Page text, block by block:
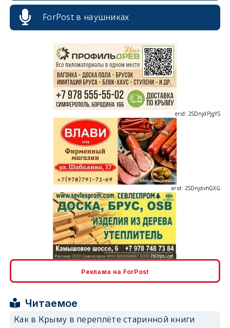
ForPost в наушниках
erid: 2SDnjcrDNw6
erid: 2SDnjdvhGXG
erid: 2SDnjcLUypt
Реклама на ForPost
Читаемое
Как в Крыму в переплёте старинной книги